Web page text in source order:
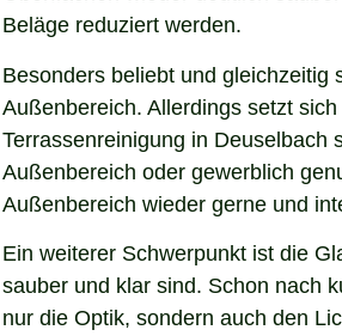
Beläge reduziert werden.
Besonders beliebt und gleichzeitig
Außenbereich. Allerdings setzt
Terrassenreinigung in Deuselbach
Außenbereich oder gewerblich
Außenbereich wieder gerne und
Ein weiterer Schwerpunkt ist die
sauber und klar sind. Schon nach
nur die Optik, sondern auch den